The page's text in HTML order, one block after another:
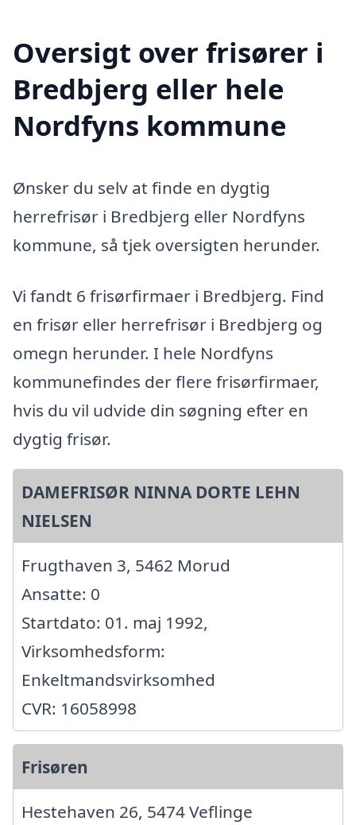
Oversigt over frisører i
Bredbjerg eller hele
Nordfyns kommune
Ønsker du selv at finde en dygtig
herrefrisør i Bredbjerg eller Nordfyns
kommune, så tjek oversigten herunder.
Vi fandt 6 frisørfirmaer i Bredbjerg. Find
en frisør eller herrefrisør i Bredbjerg og
omegn herunder. I hele Nordfyns
kommunefindes der flere frisørfirmaer,
hvis du vil udvide din søgning efter en
dygtig frisør.
DAMEFRISØR NINNA DORTE LEHN
NIELSEN
Frugthaven 3, 5462 Morud
Ansatte: 0
Startdato: 01. maj 1992,
Virksomhedsform:
Enkeltmandsvirksomhed
CVR: 16058998
Frisøren
Hestehaven 26, 5474 Veflinge